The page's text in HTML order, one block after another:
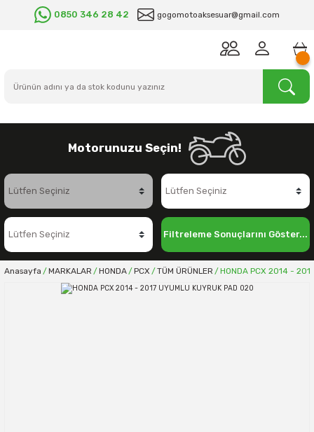
0850 346 28 42 gogomotoaksesuar@gmail.com
Motorunuzu Seçin!
Filtreleme Sonuçlarını Göster...
Anasayfa MARKALAR HONDA PCX TÜM ÜRÜNLER HONDA PCX 2014 -